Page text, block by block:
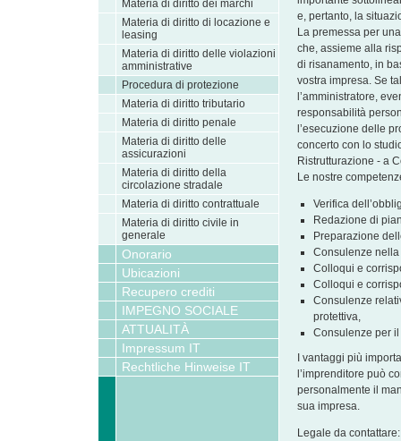
Materia di diritto dei marchi
Materia di diritto di locazione e
leasing
Materia di diritto delle violazioni
amministrative
Procedura di protezione
Materia di diritto tributario
Materia di diritto penale
Materia di diritto delle
assicurazioni
Materia di diritto della
circolazione stradale
Materia di diritto contrattuale
Materia di diritto civile in
generale
Onorario
Ubicazioni
Recupero crediti
IMPEGNO SOCIALE
ATTUALITÀ
Impressum IT
Rechtliche Hinweise IT
e, pertanto, la
La premessa per
che, assieme alla
di risanamento, in
vostra impresa. Se
l’amministratore,
responsabilità
l’esecuzione delle
concerto con lo
Ristrutturazione - a
Le nostre
Verifica
Redazione di
Preparazione
Consulenze
Colloqui e
Colloqui e
Consulenze
protettiva,
Consulenze per
I vantaggi più
l’imprenditore può
personalmente il
sua impresa.
Legale da